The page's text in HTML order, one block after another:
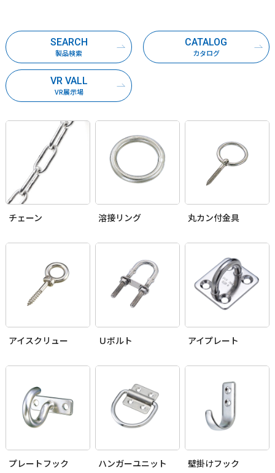
SEARCH
製品検索
CATALOG
カタログ
VR VALL
VR展示場
チェーン 溶接リング 丸カン付金具
アイスクリュー Ｕボルト アイプレート
プレートフック ハンガーユニット 壁掛けフック